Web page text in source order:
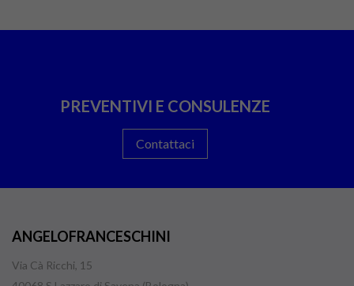
PREVENTIVI E CONSULENZE
Contattaci
ANGELOFRANCESCHINI
Via Cà Ricchi, 15